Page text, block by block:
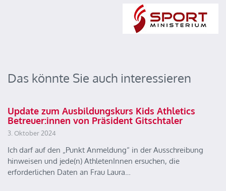
Das könnte Sie auch interessieren
Update zum Ausbildungskurs Kids Athletics
Betreuer:innen von Präsident Gitschtaler
3. Oktober 2024
Ich darf auf den „Punkt Anmeldung“ in der Ausschreibung
hinweisen und jede(n) AthletenInnen ersuchen, die
erforderlichen Daten an Frau Laura…